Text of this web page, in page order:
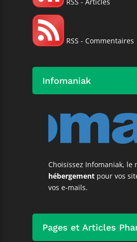
RSS - Commentaires
Infomaniak
Choisissez Infomaniak, le
hébergementpour vos
vos e-mails.
Pages et Articles